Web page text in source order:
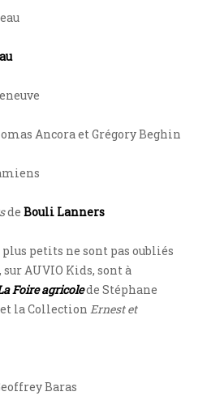
Ancora et Grégory Beghin
deBouli Lanners
petits ne sont pas oubliés
sur AUVIO Kids, sont à
Foire agricolede Stéphane
la CollectionErnest et
Baras